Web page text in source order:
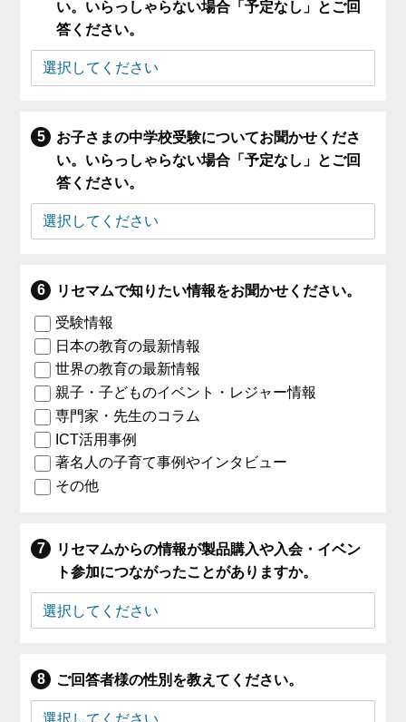
い。いらっしゃらない場合「予定なし」とご回
答ください。
お子さまの中学校受験についてお聞かせくださ
い。いらっしゃらない場合「予定なし」とご回
答ください。
リセマムで知りたい情報をお聞かせください。
受験情報
日本の教育の最新情報
世界の教育の最新情報
親子・子どものイベント・レジャー情報
専門家・先生のコラム
ICT活用事例
著名人の子育て事例やインタビュー
その他
リセマムからの情報が製品購入や入会・イベン
ト参加につながったことがありますか。
ご回答者様の性別を教えてください。